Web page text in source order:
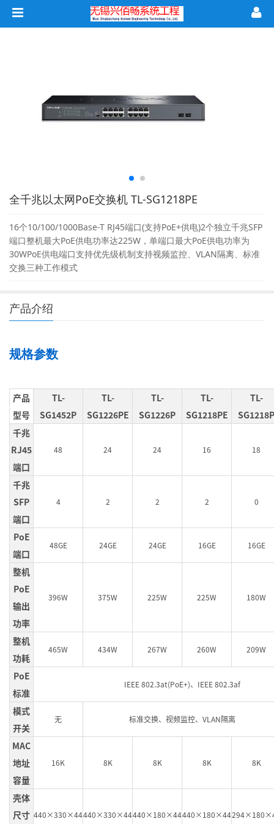
全千兆以太网PoE交换机 TL-SG1218PE
16个10/100/1000Base-T RJ45端口(支持PoE+供电)2个独立千兆SFP
端口整机最大PoE供电功率达225W，单端口最大PoE供电功率为
30WPoE供电端口支持优先级机制支持视频监控、VLAN隔离、标准
交换三种工作模式
产品介绍
规格参数
产品
型号
TL-
SG1452P
TL-
SG1226PE
TL-
SG1226P
TL-
SG1218PE
TL-
SG1218P
千兆
RJ45
端口
48 24 24 16 18
千兆
SFP
端口
4 2 2 2 0
PoE
端口
48GE 24GE 24GE 16GE 16GE
整机
PoE
输出
功率
396W 375W 225W 225W 180W
整机
功耗
465W 434W 267W 260W 209W
PoE
标准
IEEE 802.3at(PoE+)、IEEE 802.3af
模式
开关
无 标准交换、视频监控、VLAN隔离
MAC
地址
容量
16K 8K 8K 8K 8K
壳体
尺寸 440×330×44440×330×44440×180×44440×180×44